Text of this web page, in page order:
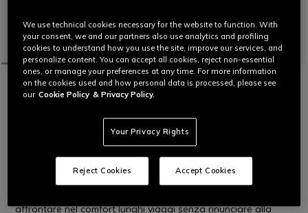
HOME MOTO UOMO PANTALONI IMPERMEABILI
SUPER ADVENTURE ABSØLUTESHELL™ -
Pantaloni da moto ideali per lunghi viaggi avventurosi in
fuoristrada, con clima temperato o molto caldo.
Estremamente versatili, ergonomici e funzionali grazie alla
costruzione modulare e alla presenza di inserti elasticizzati
affrontare nel comfort lunghi viaggi senza rinunciare alla
We use technical cookies necessary for the website to function. With
your consent, we and our partners also use analytics and profiling
cookies to understand how you use the site, improve our services, and
personalize content. You can accept all cookies, reject non-essential
ones, or manage your preferences at any time. For more information
on the cookies used and how personal data is processed, please see
our Cookie Policy & Privacy Policy.
Your Privacy Rights
Reject Cookies Accept Cookies